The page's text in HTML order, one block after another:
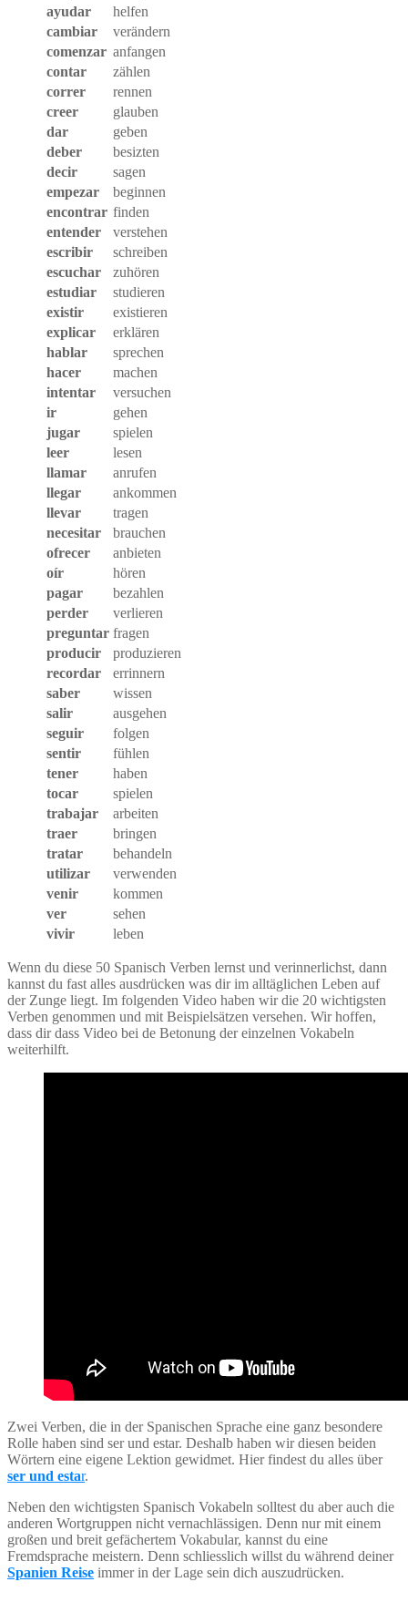
ayudar
helfen
cambiar
verändern
comenzar anfangen
contar
zählen
correr
rennen
creer
glauben
dar
geben
deber
besizten
decir
sagen
empezar
beginnen
encontrar finden
entender
verstehen
escribir
schreiben
escuchar
zuhören
estudiar
studieren
existir
existieren
explicar
erklären
hablar
sprechen
hacer
machen
intentar
versuchen
ir
gehen
jugar
spielen
leer
lesen
llamar
anrufen
llegar
ankommen
llevar
tragen
necesitar
brauchen
ofrecer
anbieten
oír
hören
pagar
bezahlen
perder
verlieren
preguntar fragen
producir
produzieren
recordar
errinnern
saber
wissen
salir
ausgehen
seguir
folgen
sentir
fühlen
tener
haben
tocar
spielen
trabajar
arbeiten
traer
bringen
tratar
behandeln
utilizar
verwenden
venir
kommen
ver
sehen
vivir
leben
Wenn du diese 50 Spanisch Verben lernst und verinnerlichst, dann
kannst du fast alles ausdrücken was dir im alltäglichen Leben auf
der Zunge liegt. Im folgenden Video haben wir die 20 wichtigsten
Verben genommen und mit Beispielsätzen versehen. Wir hoffen,
dass dir dass Video bei de Betonung der einzelnen Vokabeln
weiterhilft.
Zwei Verben, die in der Spanischen Sprache eine ganz besondere
Rolle haben sind ser und estar. Deshalb haben wir diesen beiden
Wörtern eine eigene Lektion gewidmet. Hier findest du alles über
ser und estar.
Neben den wichtigsten Spanisch Vokabeln solltest du aber auch die
anderen Wortgruppen nicht vernachlässigen. Denn nur mit einem
großen und breit gefächertem Vokabular, kannst du eine
Fremdsprache meistern. Denn schliesslich willst du während deiner
Spanien Reise immer in der Lage sein dich auszudrücken.